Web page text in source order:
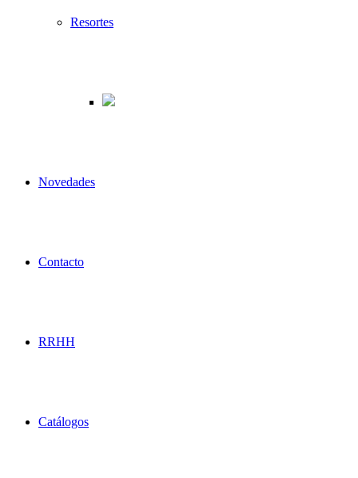
Resortes
Novedades
Contacto
RRHH
Catálogos